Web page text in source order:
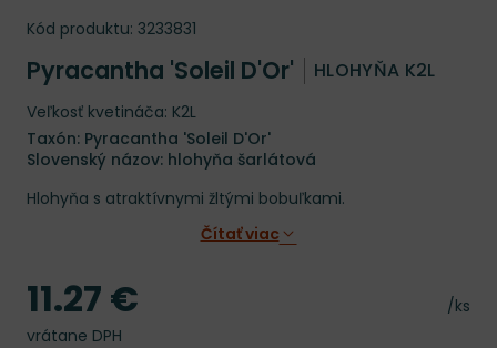
Kód produktu: 3233831
Pyracantha 'Soleil D'Or' HLOHYŇA K2L
Veľkosť kvetináča: K2L
Taxón: Pyracantha 'Soleil D'Or'
Slovenský názov: hlohyňa šarlátová
Hlohyňa s atraktívnymi žltými bobuľkami.
Čítať viac
Cena
/ks
Cena
11.27 €
vrátane DPH